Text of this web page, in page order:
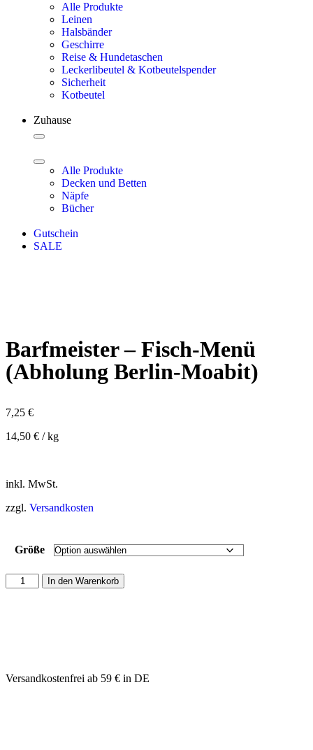
Alle Produkte
Leinen
Halsbänder
Geschirre
Reise & Hundetaschen
Leckerlibeutel & Kotbeutelspender
Sicherheit
Kotbeutel
Zuhause
Alle Produkte
Decken und Betten
Näpfe
Bücher
Gutschein
SALE
Barfmeister – Fisch-Menü
(Abholung Berlin-Moabit)
7,25 €
14,50 € /kg
inkl. MwSt.
zzgl. Versandkosten
Größe
In den Warenkorb
Versandkostenfrei ab 59 € in DE